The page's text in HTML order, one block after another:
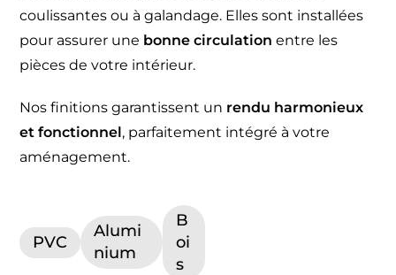
coulissantes ou à galandage. Elles sont installées
pour assurer une bonne circulation entre les
pièces de votre intérieur.
Nos finitions garantissent un rendu harmonieux
et fonctionnel, parfaitement intégré à votre
aménagement.
PVC
Alumi
nium
B
oi
s